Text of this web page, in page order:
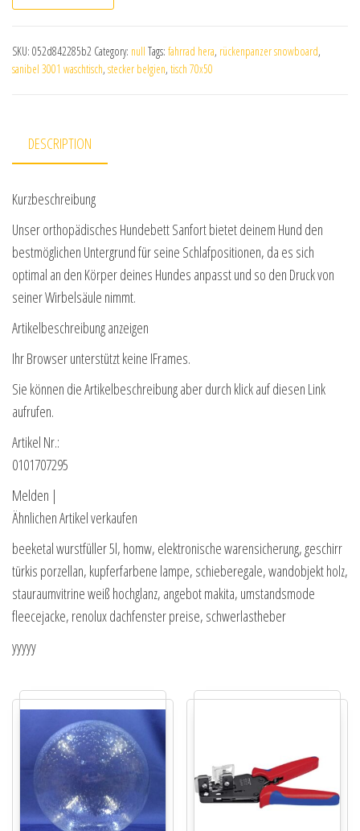
SKU: 052d842285b2 Category: null Tags: fahrrad hera, rückenpanzer snowboard,
sanibel 3001 waschtisch, stecker belgien, tisch 70x50
DESCRIPTION
Kurzbeschreibung
Unser orthopädisches Hundebett Sanfort bietet deinem Hund den
bestmöglichen Untergrund für seine Schlafpositionen, da es sich
optimal an den Körper deines Hundes anpasst und so den Druck von
seiner Wirbelsäule nimmt.
Artikelbeschreibung anzeigen
Ihr Browser unterstützt keine IFrames.
Sie können die Artikelbeschreibung aber durch klick auf diesen Link
aufrufen.
Artikel Nr.:
0101707295
Melden |
Ähnlichen Artikel verkaufen
beeketal wurstfüller 5l, homw, elektronische warensicherung, geschirr
türkis porzellan, kupferfarbene lampe, schieberegale, wandobjekt holz,
stauraumvitrine weiß hochglanz, angebot makita, umstandsmode
fleecejacke, renolux dachfenster preise, schwerlastheber
yyyyy